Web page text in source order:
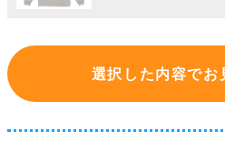
選択した内容でお